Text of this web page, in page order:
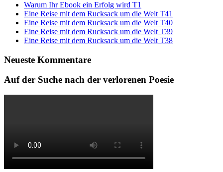
Warum Ihr Ebook ein Erfolg wird T1
Eine Reise mit dem Rucksack um die Welt T41
Eine Reise mit dem Rucksack um die Welt T40
Eine Reise mit dem Rucksack um die Welt T39
Eine Reise mit dem Rucksack um die Welt T38
Neueste Kommentare
Auf der Suche nach der verlorenen Poesie